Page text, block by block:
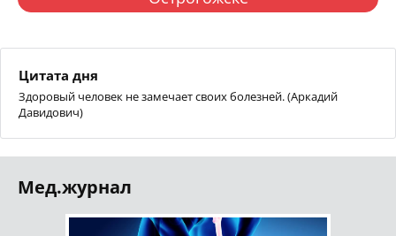
Цитата дня
Здоровый человек не замечает своих болезней. (Аркадий
Давидович)
Мед.журнал